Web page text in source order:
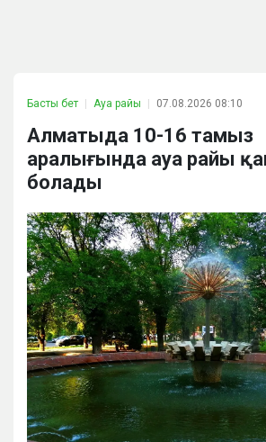
Басты бет Ауа райы 07.08.2026 08:10
Алматыда 10-16 тамыз
аралығында ауа райы
болады